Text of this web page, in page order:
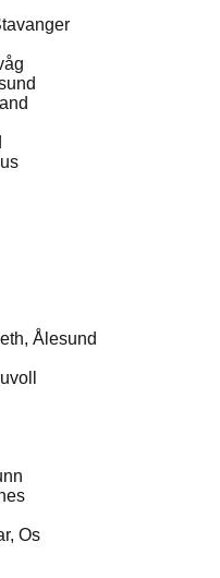
Ålesund
Os